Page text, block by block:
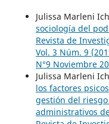
Julissa Marleni
sociología del
Revista de
Vol. 3 Núm. 9
N°9 Noviembre
Julissa Marleni
los factores
gestión del
administrativos